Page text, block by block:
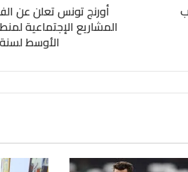
أورنج تونس تعلن عن
المشاريع الإجتماعية
الأوسط لسنة